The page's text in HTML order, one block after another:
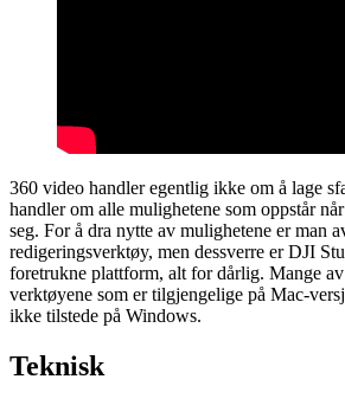
360 video handler egentlig ikke om å lage
handler om alle mulighetene som oppstår
seg. For å dra nytte av mulighetene er man
redigeringsverktøy, men dessverre er DJI
foretrukne plattform, alt for dårlig. Mange
verktøyene som er tilgjengelige på Mac-
ikke tilstede på Windows.
Teknisk